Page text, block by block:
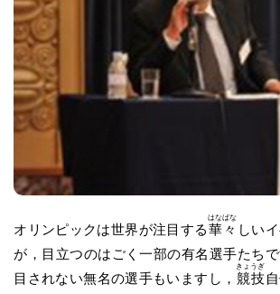
オリンピックは世界が注目する華々
はなばな
しい
が，目立つのはごく一部の有名選手たち
目されない無名の選手もいますし， 競技
きょうぎ